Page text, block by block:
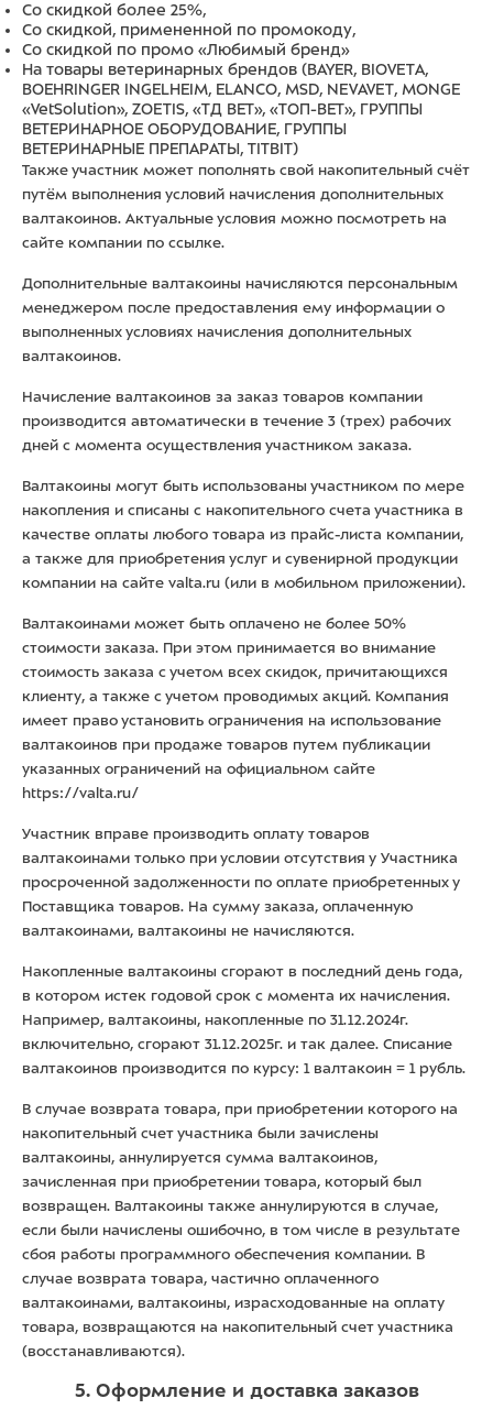
Со скидкой более 25%,
Со скидкой, примененной по промокоду,
Со скидкой по промо «Любимый бренд»
На товары ветеринарных брендов (BAYER, BIOVETA,
BOEHRINGER INGELHEIM, ELANCO, MSD, NEVAVET, MONGE
«VetSolution», ZOETIS, «ТД ВЕТ», «ТОП-ВЕТ», ГРУППЫ
ВЕТЕРИНАРНОЕ ОБОРУДОВАНИЕ, ГРУППЫ
ВЕТЕРИНАРНЫЕ ПРЕПАРАТЫ, TITBIT)
Также участник может пополнять свой накопительный счёт
путём выполнения условий начисления дополнительных
валтакоинов. Актуальные условия можно посмотреть на
сайте компании по ссылке.
Дополнительные валтакоины начисляются персональным
менеджером после предоставления ему информации о
выполненных условиях начисления дополнительных
валтакоинов.
Начисление валтакоинов за заказ товаров компании
производится автоматически в течение 3 (трех) рабочих
дней с момента осуществления участником заказа.
Валтакоины могут быть использованы участником по мере
накопления и списаны с накопительного счета участника в
качестве оплаты любого товара из прайс-листа компании,
а также для приобретения услуг и сувенирной продукции
компании на сайте valta.ru (или в мобильном приложении).
Валтакоинами может быть оплачено не более 50%
стоимости заказа. При этом принимается во внимание
стоимость заказа с учетом всех скидок, причитающихся
клиенту, а также с учетом проводимых акций. Компания
имеет право установить ограничения на использование
валтакоинов при продаже товаров путем публикации
указанных ограничений на официальном сайте
https://valta.ru/
Участник вправе производить оплату товаров
валтакоинами только при условии отсутствия у Участника
просроченной задолженности по оплате приобретенных у
Поставщика товаров. На сумму заказа, оплаченную
валтакоинами, валтакоины не начисляются.
Накопленные валтакоины сгорают в последний день года,
в котором истек годовой срок с момента их начисления.
Например, валтакоины, накопленные по 31.12.2024г.
включительно, сгорают 31.12.2025г. и так далее. Списание
валтакоинов производится по курсу: 1 валтакоин = 1 рубль.
В случае возврата товара, при приобретении которого на
накопительный счет участника были зачислены
валтакоины, аннулируется сумма валтакоинов,
зачисленная при приобретении товара, который был
возвращен. Валтакоины также аннулируются в случае,
если были начислены ошибочно, в том числе в результате
сбоя работы программного обеспечения компании. В
случае возврата товара, частично оплаченного
валтакоинами, валтакоины, израсходованные на оплату
товара, возвращаются на накопительный счет участника
(восстанавливаются).
5. Оформление и доставка заказов